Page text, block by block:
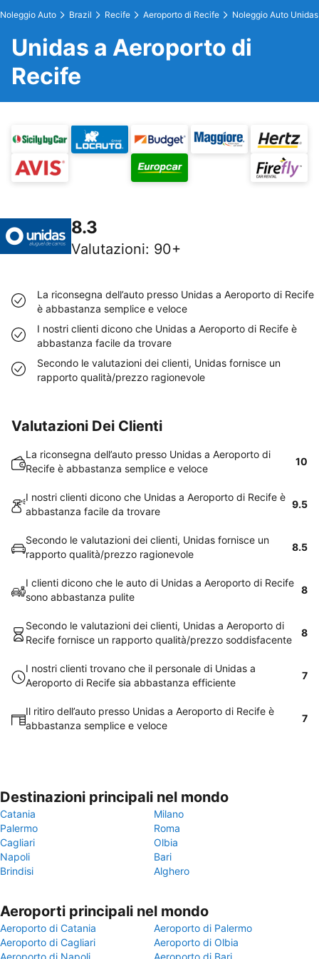
Noleggio Auto Brazil Recife Aeroporto di Recife Noleggio Auto Unidas
Unidas a Aeroporto di
Recife
8.3
Valutazioni: 90+
La riconsegna dell’auto presso Unidas a Aeroporto di Recife
è abbastanza semplice e veloce
I nostri clienti dicono che Unidas a Aeroporto di Recife è
abbastanza facile da trovare
Secondo le valutazioni dei clienti, Unidas fornisce un
rapporto qualità/prezzo ragionevole
Valutazioni Dei Clienti
La riconsegna dell’auto presso Unidas a Aeroporto di
Recife è abbastanza semplice e veloce
10
I nostri clienti dicono che Unidas a Aeroporto di Recife è
abbastanza facile da trovare
9.5
Secondo le valutazioni dei clienti, Unidas fornisce un
rapporto qualità/prezzo ragionevole
8.5
I clienti dicono che le auto di Unidas a Aeroporto di Recife
sono abbastanza pulite
8
Secondo le valutazioni dei clienti, Unidas a Aeroporto di
Recife fornisce un rapporto qualità/prezzo soddisfacente
8
I nostri clienti trovano che il personale di Unidas a
Aeroporto di Recife sia abbastanza efficiente
7
Il ritiro dell’auto presso Unidas a Aeroporto di Recife è
abbastanza semplice e veloce
7
Destinazioni principali nel mondo
Catania
Milano
Palermo
Roma
Cagliari
Olbia
Napoli
Bari
Brindisi
Alghero
Aeroporti principali nel mondo
Aeroporto di Catania
Aeroporto di Palermo
Aeroporto di Cagliari
Aeroporto di Olbia
Aeroporto di Napoli
Aeroporto di Bari